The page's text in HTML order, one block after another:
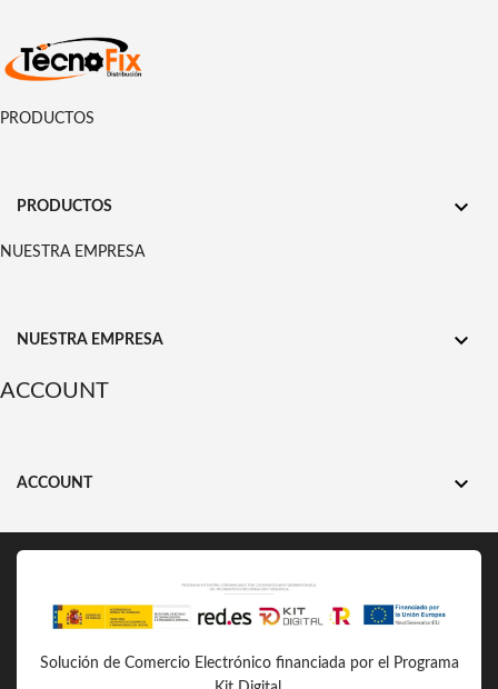
PRODUCTOS
PRODUCTOS 
NUESTRA EMPRESA
NUESTRA EMPRESA 
ACCOUNT
ACCOUNT 
Solución de Comercio Electrónico financiada por el Programa